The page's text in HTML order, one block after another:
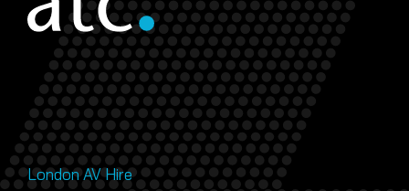
London AV Hire